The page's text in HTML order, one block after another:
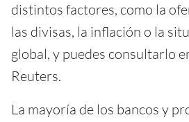
distintos factores, como la
las divisas, la inflación o la
global, y puedes consultarlo
Reuters.
La mayoría de los bancos y